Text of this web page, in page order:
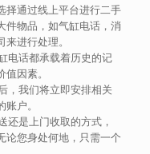
择通过线上平台进行二手
件物品，如气缸电话，消
进行处理。
电话都承载着历史的记
因素。
，我们将立即安排相关
户。
还是上门收取的方式，
论您身处何地，只需一个